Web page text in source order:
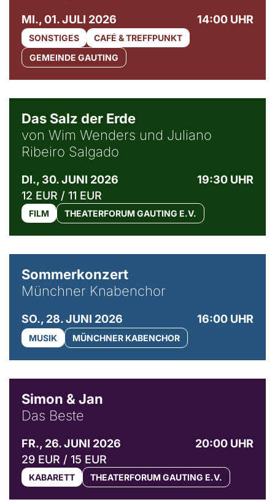
MI., 01. JULI 2026 14:00 UHR
SONSTIGES
CAFÉ & TREFFPUNKT
GEMEINDE GAUTING
Das Salz der Erde
von Wim Wenders und Juliano
Ribeiro Salgado
DI., 30. JUNI 2026
19:30 UHR
12 EUR / 11 EUR
FILM THEATERFORUM GAUTING E.V.
Sommerkonzert
Münchner Knabenchor
SO., 28. JUNI 2026 16:00 UHR
MUSIK MÜNCHNER KABENCHOR
Simon & Jan
Das Beste
FR., 26. JUNI 2026
20:00 UHR
29 EUR / 15 EUR
KABARETT THEATERFORUM GAUTING E.V.